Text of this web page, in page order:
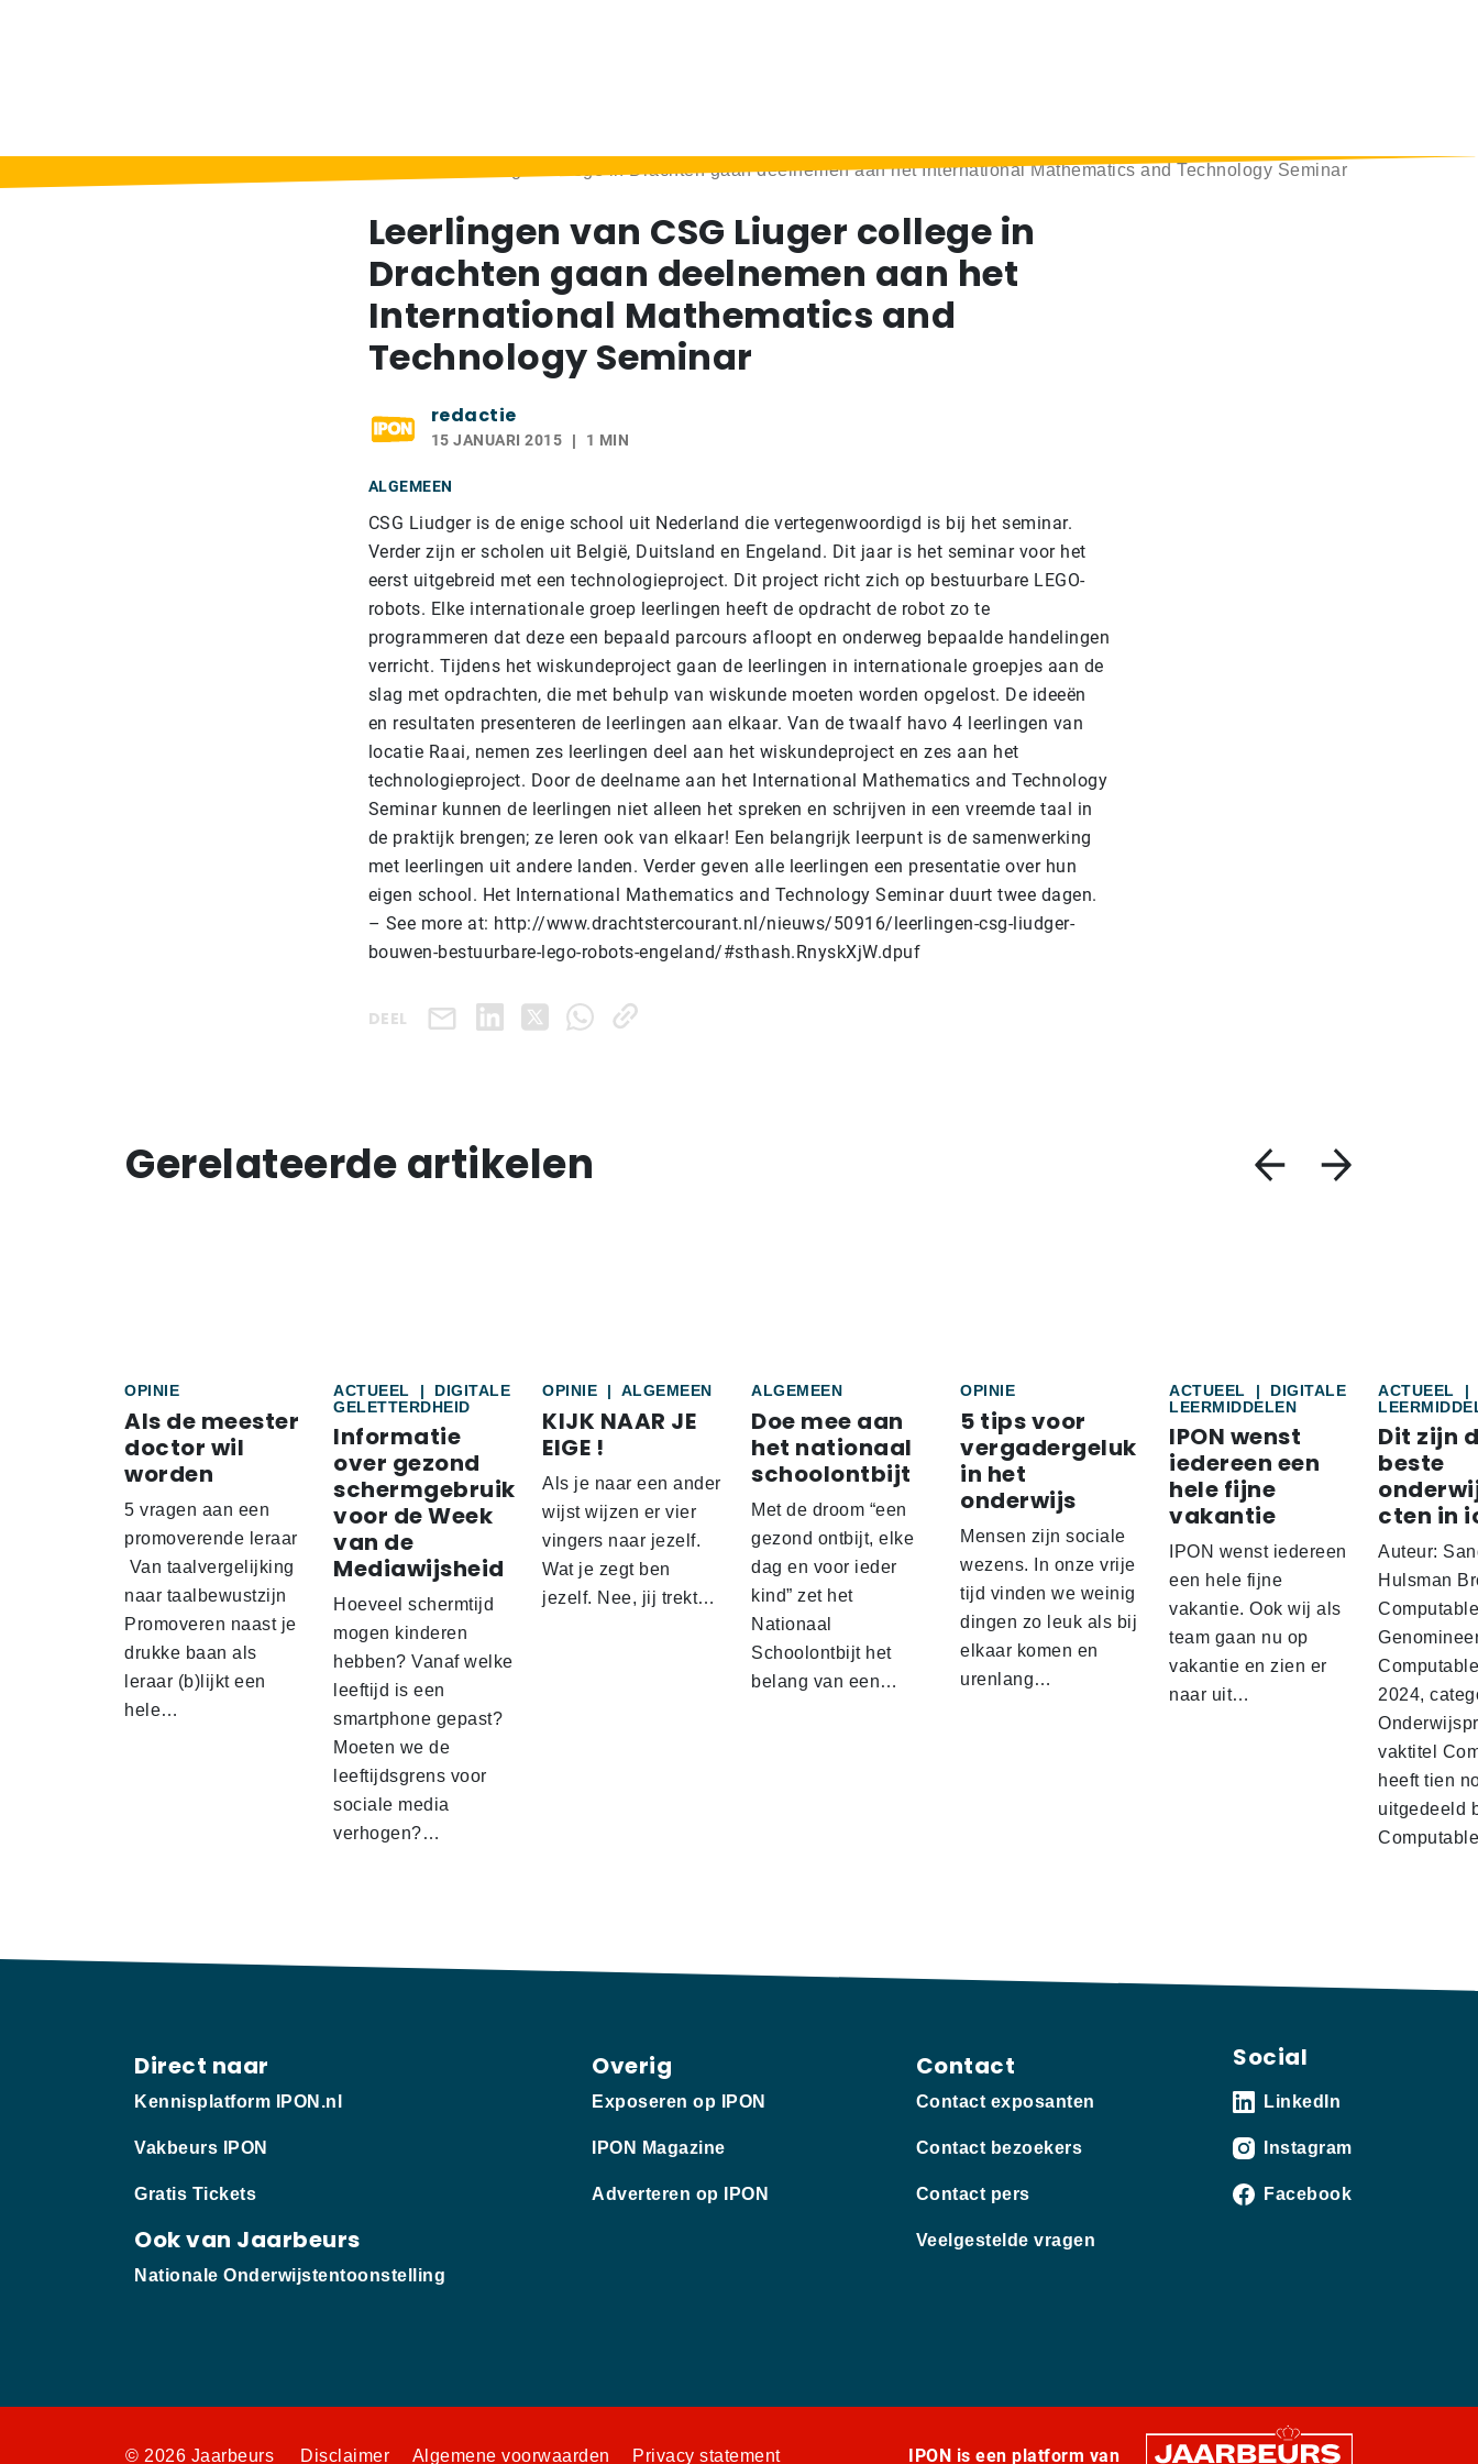
Leerlingen van CSG Liuger college in Drachten gaan deelnemen aan het International Mathematics and Technology Seminar
Leerlingen van CSG Liuger college in
Drachten gaan deelnemen aan het
International Mathematics and
Technology Seminar
redactie
15 JANUARI 2015 1 MIN
ALGEMEEN
CSG Liudger is de enige school uit Nederland die vertegenwoordigd is bij het seminar.
Verder zijn er scholen uit België, Duitsland en Engeland. Dit jaar is het seminar voor het
eerst uitgebreid met een technologieproject. Dit project richt zich op bestuurbare LEGO-
robots. Elke internationale groep leerlingen heeft de opdracht de robot zo te
programmeren dat deze een bepaald parcours afloopt en onderweg bepaalde handelingen
verricht. Tijdens het wiskundeproject gaan de leerlingen in internationale groepjes aan de
slag met opdrachten, die met behulp van wiskunde moeten worden opgelost. De ideeën
en resultaten presenteren de leerlingen aan elkaar. Van de twaalf havo 4 leerlingen van
locatie Raai, nemen zes leerlingen deel aan het wiskundeproject en zes aan het
technologieproject. Door de deelname aan het International Mathematics and Technology
Seminar kunnen de leerlingen niet alleen het spreken en schrijven in een vreemde taal in
de praktijk brengen; ze leren ook van elkaar! Een belangrijk leerpunt is de samenwerking
met leerlingen uit andere landen. Verder geven alle leerlingen een presentatie over hun
eigen school. Het International Mathematics and Technology Seminar duurt twee dagen.
– See more at: http://www.drachtstercourant.nl/nieuws/50916/leerlingen-csg-liudger-
bouwen-bestuurbare-lego-robots-engeland/#sthash.RnyskXjW.dpuf
DEEL
Gerelateerde artikelen
OPINIE
Als de meester
doctor wil
worden
5 vragen aan een
promoverende leraar
Van taalvergelijking
naar taalbewustzijn
Promoveren naast je
drukke baan als
leraar (b)lijkt een
hele…
ACTUEEL |
DIGITALE
GELETTERDHEID
Informatie
over gezond
schermgebruik
voor de Week
van de
Mediawijsheid
Hoeveel schermtijd
mogen kinderen
hebben? Vanaf welke
leeftijd is een
smartphone gepast?
Moeten we de
leeftijdsgrens voor
sociale media
verhogen?…
OPINIE | ALGEMEEN
KIJK NAAR JE
EIGE !
Als je naar een ander
wijst wijzen er vier
vingers naar jezelf.
Wat je zegt ben
jezelf. Nee, jij trekt…
ALGEMEEN
Doe mee aan
het nationaal
schoolontbijt
Met de droom “een
gezond ontbijt, elke
dag en voor ieder
kind” zet het
Nationaal
Schoolontbijt het
belang van een…
OPINIE
5 tips voor
vergadergeluk
in het
onderwijs
Mensen zijn sociale
wezens. In onze vrije
tijd vinden we weinig
dingen zo leuk als bij
elkaar komen en
urenlang…
ACTUEEL |
DIGITALE
LEERMIDDELEN
IPON wenst
iedereen een
hele fijne
vakantie
IPON wenst iedereen
een hele fijne
vakantie. Ook wij als
team gaan nu op
vakantie en zien er
naar uit…
ACTUEEL
|
Dit zijn
beste
cten in
Auteur:
Hulsman
Computable
2024,
vaktitel
heeft tien
uitgedeeld
Direct naar
Kennisplatform IPON.nl
Vakbeurs IPON
Gratis Tickets
Ook van Jaarbeurs
Nationale Onderwijstentoonstelling
Overig
Exposeren op IPON
IPON Magazine
Adverteren op IPON
Contact
Contact exposanten
Contact bezoekers
Contact pers
Veelgestelde vragen
Social
LinkedIn
Instagram
Facebook
© 2026 Jaarbeurs Disclaimer Algemene voorwaarden Privacy statement IPON is een platform van